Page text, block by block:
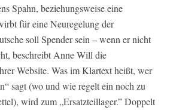
Spahn, beziehungsweise eine
für eine Neuregelung der
soll Spender sein – wenn er nicht
beschreibt Anne Will die
Website. Was im Klartext heißt, wer
sagt (wo und wie regelt ein noch zu
wird zum „Ersatzteillager.” Doppelt